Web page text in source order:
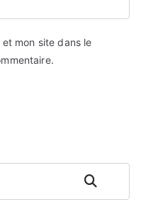
mon site dans le
Rechercher